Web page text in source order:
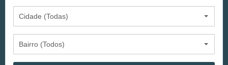
Cidade (Todas)
Bairro (Todos)